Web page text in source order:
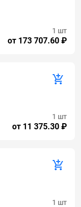
от 173 707.60 ₽
1 шт
от 11 375.30 ₽
1 шт
1 шт